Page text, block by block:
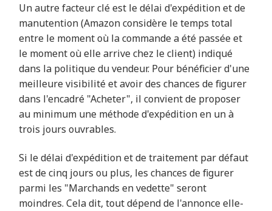
Un autre facteur clé est le délai d'expédition et de
manutention (Amazon considère le temps total
entre le moment où la commande a été passée et
le moment où elle arrive chez le client) indiqué
dans la politique du vendeur. Pour bénéficier d'une
meilleure visibilité et avoir des chances de figurer
dans l'encadré "Acheter", il convient de proposer
au minimum une méthode d'expédition en un à
trois jours ouvrables.
Si le délai d'expédition et de traitement par défaut
est de cinq jours ou plus, les chances de figurer
parmi les "Marchands en vedette" seront
moindres. Cela dit, tout dépend de l'annonce elle-